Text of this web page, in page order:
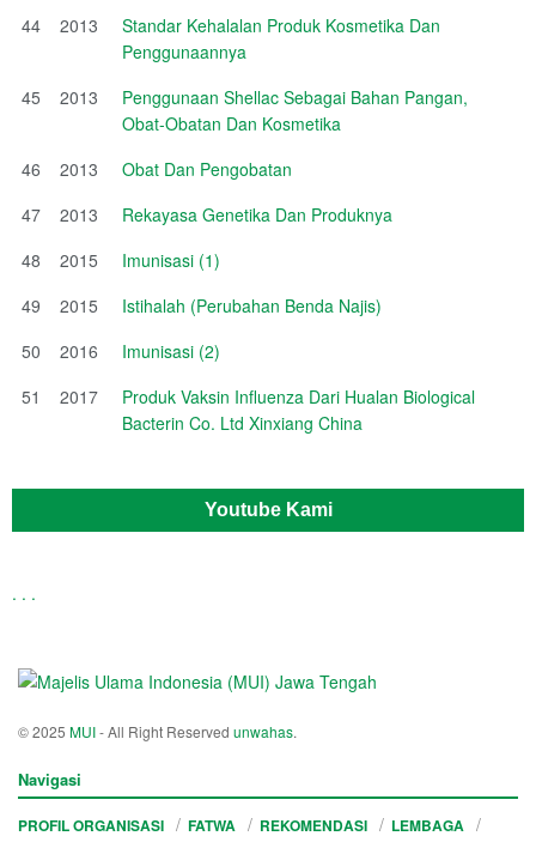
44
2013
Standar Kehalalan Produk Kosmetika Dan
Penggunaannya
45
2013
Penggunaan Shellac Sebagai Bahan Pangan,
Obat-Obatan Dan Kosmetika
46
2013
Obat Dan Pengobatan
47
2013
Rekayasa Genetika Dan Produknya
48
2015
Imunisasi (1)
49
2015
Istihalah (Perubahan Benda Najis)
50
2016
Imunisasi (2)
51
2017
Produk Vaksin Influenza Dari Hualan Biological
Bacterin Co. Ltd Xinxiang China
Youtube Kami
. . .
© 2025 MUI- All Right Reserved unwahas.
Navigasi
PROFIL ORGANISASI FATWA REKOMENDASI
LEMBAGA